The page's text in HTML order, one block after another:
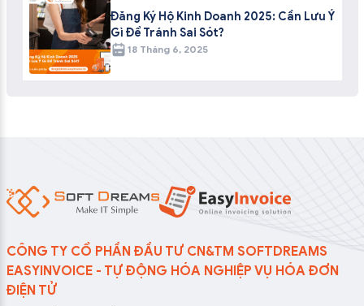
Đăng Ký Hộ Kinh Doanh 2025: Cần Lưu Ý
Gì Để Tránh Sai Sót?
18 Tháng 6, 2025
CÔNG TY CỔ PHẦN ĐẦU TƯ CN&TM SOFTDREAMS
EASYINVOICE - TỰ ĐỘNG HÓA NGHIỆP VỤ HÓA ĐƠN
ĐIỆN TỬ